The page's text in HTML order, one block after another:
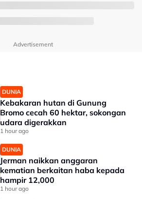
Advertisement
DUNIA
Kebakaran hutan di Gunung
Bromo cecah 60 hektar, sokongan
udara digerakkan
1 hour ago
DUNIA
Jerman naikkan anggaran
kematian berkaitan haba kepada
hampir 12,000
1 hour ago